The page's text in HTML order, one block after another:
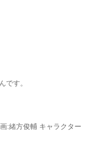
です。
:緒方俊輔 キャラクター